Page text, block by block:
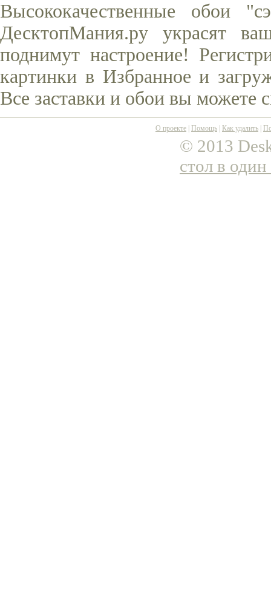
Высококачественные обои
ДесктопМания.ру украсят
поднимут настроение!
картинки в Избранное и
Все заставки и обои вы можете
О проекте Помощь Как удалить
© 2013
стол в